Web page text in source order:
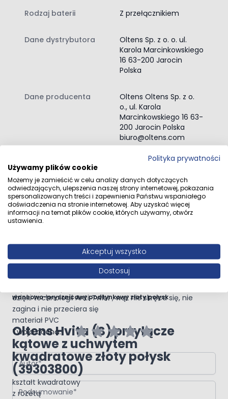
Farba nakładana jest specjalną elektroniczną techniką,
Gwarantujemy, że powłoka nie będzie się "łuszczyć".
Oltens Gota wylewka wannowa
złoty połysk (39101800)
materiał: mosiądz
Oltens Sog słuchawka
prysznicowa złoty połysk
wymiary główki 74 x 20 mm
system szybkiego usuwania kamienia
1-strumieniowa
przepływ max. (przy 3 bar): 18 l/min
przyłącze G ½
materiał mosiądz
kształt kwadratowy
prysznicowy 125 cm złoty
połysk 37200800
łatwy do utrzymania w czystości dzięki jego gładkiej
dzięki technologii Anti‑Twist , wąż nie skręca się, nie
zagina i nie przeciera się
materiał PVC
Oltens Hvita (S) przyłącze
kątowe z uchwytem
kwadratowe złoty połysk
(39303800)
kształt kwadratowy
z rozetą
Rodzaj baterii Z przełącznikiem
Dane dystrybutora
Oltens Sp. z o. o. ul.
Karola Marcinkowskiego
16 63-200 Jarocin
Polska
Dane producenta
Oltens Oltens Sp. z o.
o., ul. Karola
Marcinkowskiego 16 63-
200 Jarocin Polska
biuro@oltens.com
Opinie klientów
Napisz własną recenzję
wannowo-prysznicowy podtynkowy złoty połysk
Twoja ocena:
Autor
Podsumowanie
Polityka prywatności
Używamy plików cookie
Możemy je zamieścić w celu analizy danych dotyczących
odwiedzających, ulepszenia naszej strony internetowej, pokazania
spersonalizowanych treści i zapewnienia Państwu wspaniałego
doświadczenia na stronie internetowej. Aby uzyskać więcej
informacji na temat plików cookie, których używamy, otwórz
ustawienia.
Akceptuj wszystko
Dostosuj